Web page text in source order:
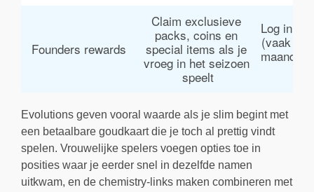
Founders rewards
Claim exclusieve
packs, coins en
special items als je
vroeg in het seizoen
speelt
Log in
(vaak
maand)
Evolutions geven vooral waarde als je slim begint met
een betaalbare goudkaart die je toch al prettig vindt
spelen. Vrouwelijke spelers voegen opties toe in
posities waar je eerder snel in dezelfde namen
uitkwam, en de chemistry-links maken combineren met